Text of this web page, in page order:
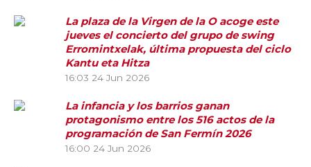
La plaza de la Virgen de la O acoge este
jueves el concierto del grupo de swing
Erromintxelak, última propuesta del ciclo
Kantu eta Hitza
16:03 24 Jun 2026
La infancia y los barrios ganan
protagonismo entre los 516 actos de la
programación de San Fermín 2026
16:00 24 Jun 2026